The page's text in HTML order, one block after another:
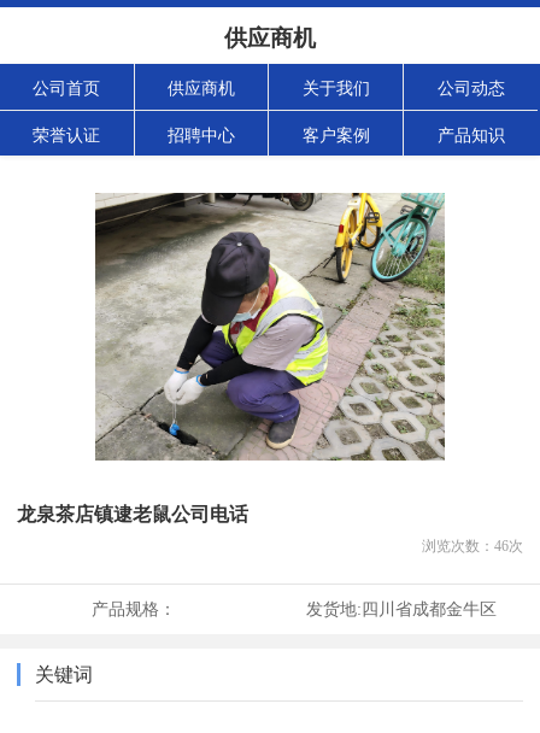
供应商机
公司首页 供应商机 关于我们 公司动态
荣誉认证 招聘中心 客户案例 产品知识
龙泉茶店镇逮老鼠公司电话
浏览次数： 46次
产品规格： 发货地:四川省成都金牛区
关键词